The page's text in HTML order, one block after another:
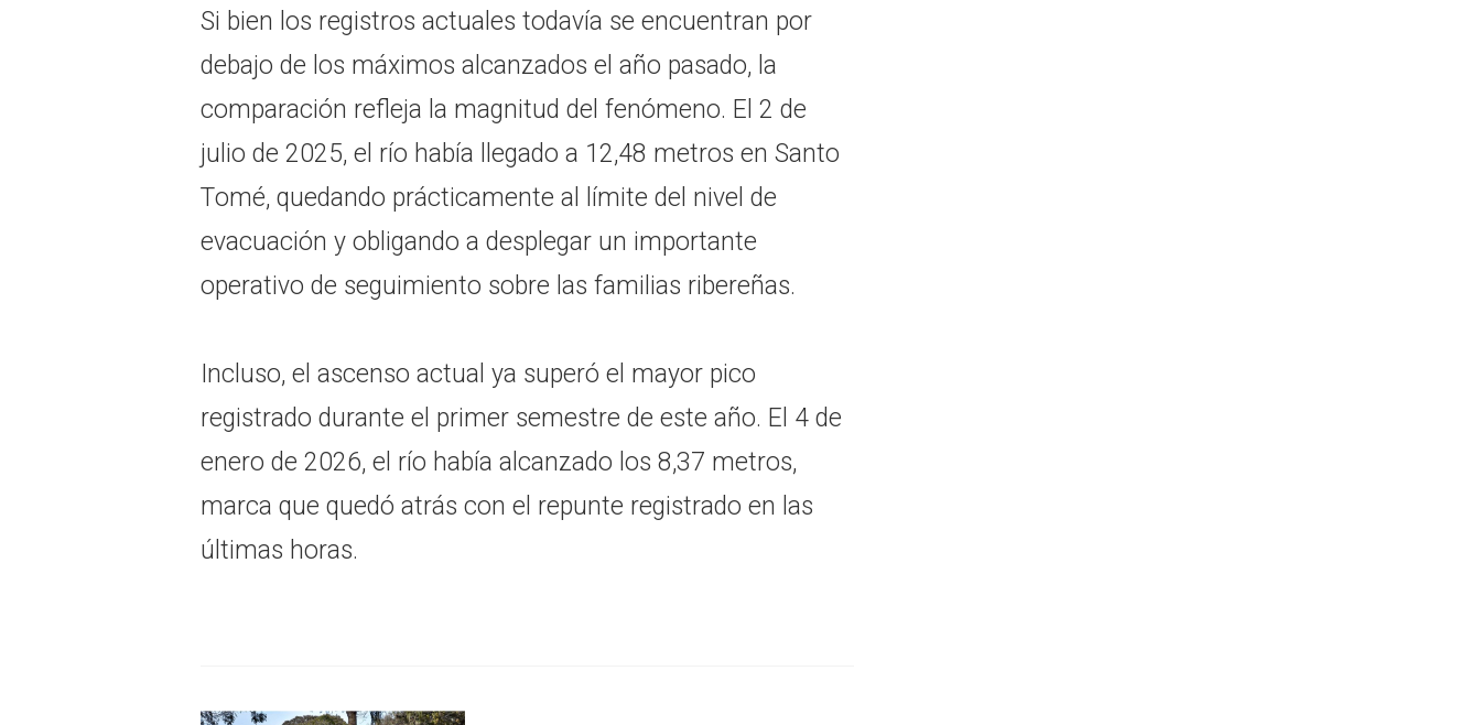
Si bien los registros actuales todavía se encuentran por
debajo de los máximos alcanzados el año pasado, la
comparación refleja la magnitud del fenómeno. El 2 de
julio de 2025, el río había llegado a 12,48 metros en Santo
Tomé, quedando prácticamente al límite del nivel de
evacuación y obligando a desplegar un importante
operativo de seguimiento sobre las familias ribereñas.
Incluso, el ascenso actual ya superó el mayor pico
registrado durante el primer semestre de este año. El 4 de
enero de 2026, el río había alcanzado los 8,37 metros,
marca que quedó atrás con el repunte registrado en las
últimas horas.